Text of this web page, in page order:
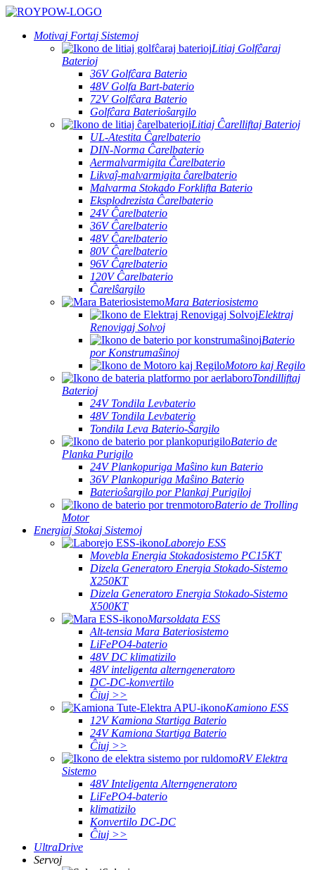
Motivaj Fortaj Sistemoj
Litiaj Golfĉaraj
Baterioj
36V Golfĉara Baterio
48V Golfa Bart-baterio
72V Golfĉara Baterio
Golfĉara Baterioŝargilo
Litiaj Ĉarelliftaj Baterioj
UL-Atestita Ĉarelbaterio
DIN-Norma Ĉarelbaterio
Aermalvarmigita Ĉarelbaterio
Likvaĵ-malvarmigita ĉarelbaterio
Malvarma Stokado Forklifta Baterio
Eksplodrezista Ĉarelbaterio
24V Ĉarelbaterio
36V Ĉarelbaterio
48V Ĉarelbaterio
80V Ĉarelbaterio
96V Ĉarelbaterio
120V Ĉarelbaterio
Ĉarelŝargilo
Mara Bateriosistemo
Elektraj
Renovigaj Solvoj
Baterio
por Konstrumaŝinoj
Motoro kaj Regilo
Tondilliftaj
Baterioj
24V Tondila Levbaterio
48V Tondila Levbaterio
Tondila Leva Baterio-Ŝargilo
Baterio de
Planka Purigilo
24V Plankopuriga Maŝino kun Baterio
36V Plankopuriga Maŝino Baterio
Baterioŝargilo por Plankaj Purigiloj
Baterio de Trolling
Motor
Energiaj Stokaj Sistemoj
Laborejo ESS
Movebla Energia Stokadosistemo PC15KT
Dizela Generatoro Energia Stokado-Sistemo
X250KT
Dizela Generatoro Energia Stokado-Sistemo
X500KT
Marsoldata ESS
Alt-tensia Mara Bateriosistemo
LiFePO4-baterio
48V DC klimatizilo
48V inteligenta alterngeneratoro
DC-DC-konvertilo
Ĉiuj >>
Kamiono ESS
12V Kamiona Startiga Baterio
24V Kamiona Startiga Baterio
Ĉiuj >>
RV Elektra
Sistemo
48V Inteligenta Alterngeneratoro
LiFePO4-baterio
klimatizilo
Konvertilo DC-DC
Ĉiuj >>
UltraDrive
Servoj